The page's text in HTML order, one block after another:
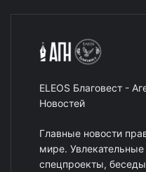
ELEOS Благовест -
Новостей
Главные новости
мире.
спецпроекты,